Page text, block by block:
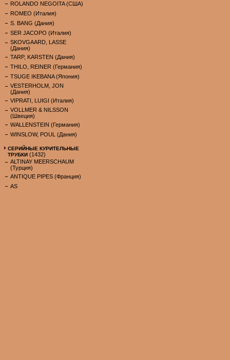
ROLANDO NEGOITA (США)
ROMEO (Италия)
S. BANG (Дания)
SER JACOPO (Италия)
SKOVGAARD, LASSE
(Дания)
TARP, KARSTEN (Дания)
THILO, REINER (Германия)
TSUGE IKEBANA (Япония)
VESTERHOLM, JON
(Дания)
VIPRATI, LUIGI (Италия)
VOLLMER & NILSSON
(Швеция)
WALLENSTEIN (Германия)
WINSLOW, POUL (Дания)
СЕРИЙНЫЕ КУРИТЕЛЬНЫЕ
ТРУБКИ (1432)
ALTINAY MEERSCHAUM
(Турция)
ANTIQUE PIPES (Франция)
AS